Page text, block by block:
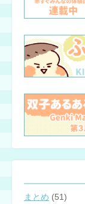
まとめ (51)